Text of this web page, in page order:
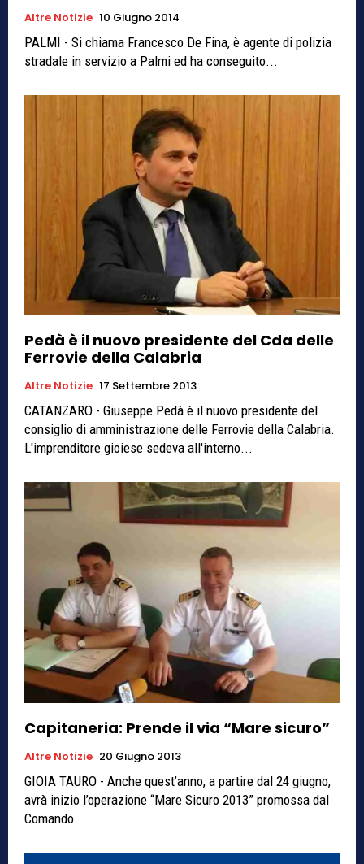
Altre Notizie 10 Giugno 2014
PALMI - Si chiama Francesco De Fina, è agente di polizia
stradale in servizio a Palmi ed ha conseguito...
Pedà è il nuovo presidente del Cda delle
Ferrovie della Calabria
Altre Notizie 17 Settembre 2013
CATANZARO - Giuseppe Pedà è il nuovo presidente del
consiglio di amministrazione delle Ferrovie della Calabria.
L'imprenditore gioiese sedeva all'interno...
Capitaneria: Prende il via “Mare sicuro”
Altre Notizie 20 Giugno 2013
GIOIA TAURO - Anche quest’anno, a partire dal 24 giugno,
avrà inizio l’operazione “Mare Sicuro 2013” promossa dal
Comando...